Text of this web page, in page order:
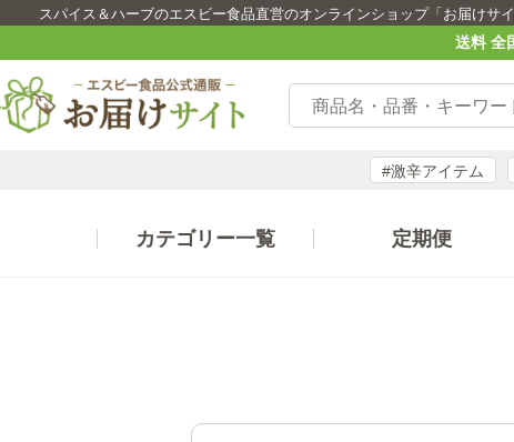
スパイス＆ハーブのエスビー食品直営のオンラインショップ「お届けサイ
送料 全
#激辛アイテム
カテゴリー一覧 定期便